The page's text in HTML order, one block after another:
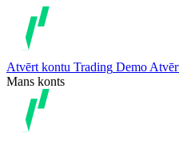
Atvērt kontu Trading Demo
Mans konts